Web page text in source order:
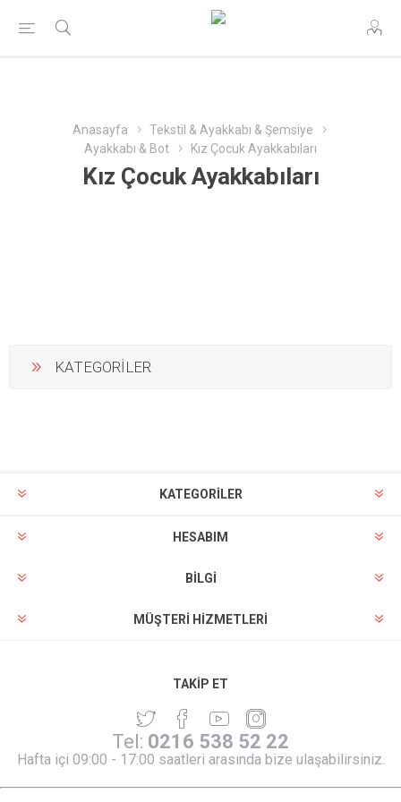
Anasayfa
Tekstil & Ayakkabı & Şemsiye
Ayakkabı & Bot
Kız Çocuk Ayakkabıları
Kız Çocuk Ayakkabıları
KATEGORİLER
KATEGORİLER
HESABIM
BILGI
MÜŞTERI HIZMETLERI
TAKIP ET
Tel: 0216 538 52 22
Hafta içi 09:00 - 17:00 saatleri arasında bize ulaşabilirsiniz.